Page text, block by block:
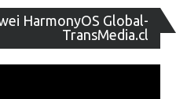
HarmonyOS Global-
TransMedia.cl
de